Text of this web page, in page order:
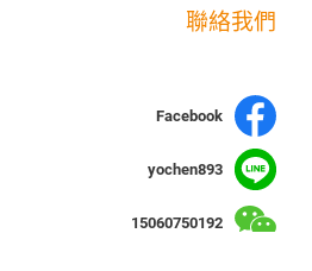
聯絡我們
Facebook
yochen893
15060750192